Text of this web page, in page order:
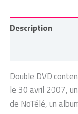
Le
Pire
-
DVD
Description
Double DVD
le 30 avril 2007,
de NoTélé, un